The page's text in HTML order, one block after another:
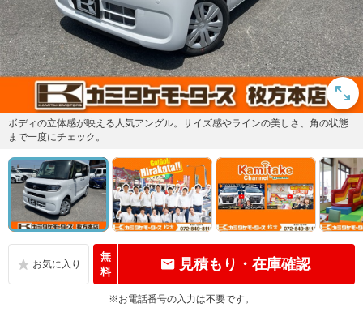
ボディの立体感が映える人気アングル。サイズ感やラインの美しさ、角の状態
まで一度にチェック。
無
料
見積もり・在庫確認
※お電話番号の入力は不要です。